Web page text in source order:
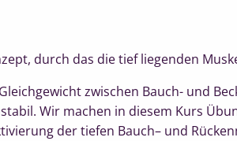
durch das die tief liegenden
zwischen Bauch- und
Wir machen in diesem Kurs
der tiefen Bauch– und